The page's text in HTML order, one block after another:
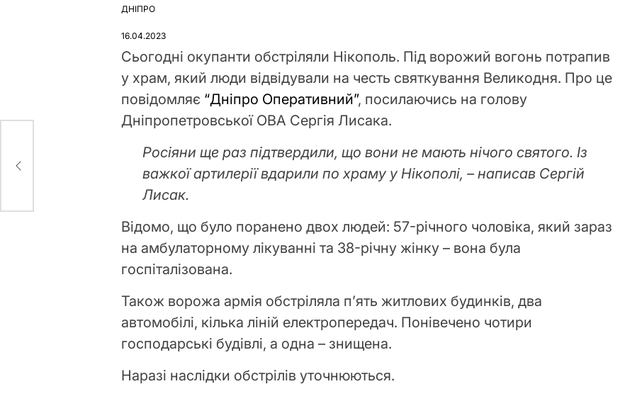
ОПУБЛІКУВАТИ
ДНІПРО
16.04.2023
Сьогодні окупанти обстріляли Нікополь. Під ворожий вогонь потрапив
у храм, який люди відвідували на честь святкування Великодня. Про це
повідомляє “Дніпро Оперативний”, посилаючись на голову
Дніпропетровської ОВА Сергія Лисака.
Росіяни ще раз підтвердили, що вони не мають нічого святого. Із
важкої артилерії вдарили по храму у Нікополі, – написав Сергій
Лисак.
Відомо, що було поранено двох людей: 57-річного чоловіка, який зараз
на амбулаторному лікуванні та 38-річну жінку – вона була
госпіталізована.
Також ворожа армія обстріляла п’ять житлових будинків, два
автомобілі, кілька ліній електропередач. Понівечено чотири
господарські будівлі, а одна – знищена.
Наразі наслідки обстрілів уточнюються.